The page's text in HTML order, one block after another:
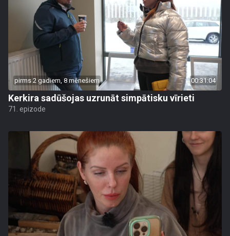
pirms 2 gadiem, 8 mēnešiem 00:31:04
Kerkira sadūšojas uzrunāt simpātisku vīrieti
71. epizode